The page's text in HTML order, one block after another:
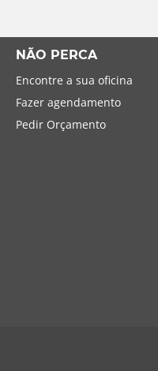
NÃO PERCA
Encontre a sua oficina
Fazer agendamento
Pedir Orçamento